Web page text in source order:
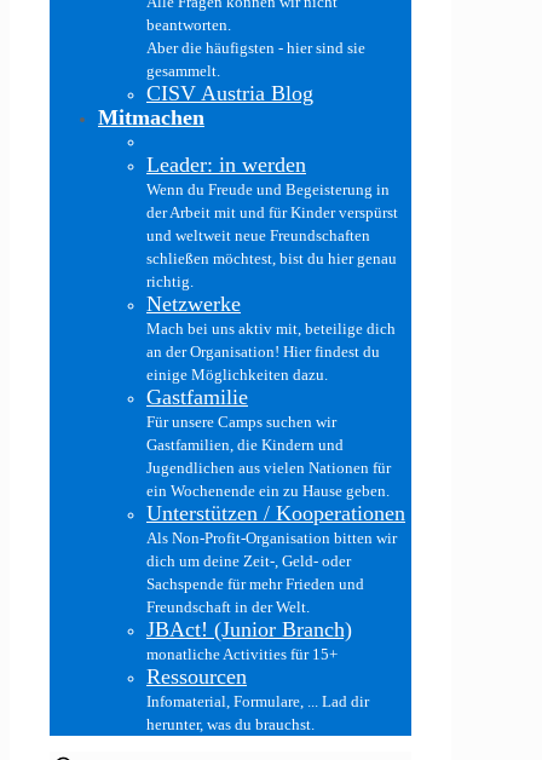
beantworten.
Aber die häufigsten - hier sind sie
gesammelt.
CISV Austria Blog
Mitmachen
Leader: in werden
Wenn du Freude und Begeisterung in
der Arbeit mit und für Kinder verspürst
und weltweit neue Freundschaften
schließen möchtest, bist du hier genau
richtig.
Netzwerke
Mach bei uns aktiv mit, beteilige dich
an der Organisation! Hier findest du
einige Möglichkeiten dazu.
Gastfamilie
Für unsere Camps suchen wir
Gastfamilien, die Kindern und
Jugendlichen aus vielen Nationen für
ein Wochenende ein zu Hause geben.
Unterstützen / Kooperationen
Als Non-Profit-Organisation bitten wir
dich um deine Zeit-, Geld- oder
Sachspende für mehr Frieden und
Freundschaft in der Welt.
JBAct! (Junior Branch)
monatliche Activities für 15+
Ressourcen
Infomaterial, Formulare, ... Lad dir
herunter, was du brauchst.